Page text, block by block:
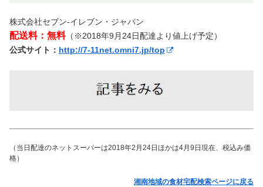
株式会社セブン-イレブン・ジャパン
配送料：無料（※2018年9月24日配達より値上げ予定）
公式サイト： http://7-11net.omni7.jp/top
（当日配達のネットスーパーは2018年2月24日ほかは4月9日現在、税込み価
格）
湘南地域の食材宅配検索ページに戻る